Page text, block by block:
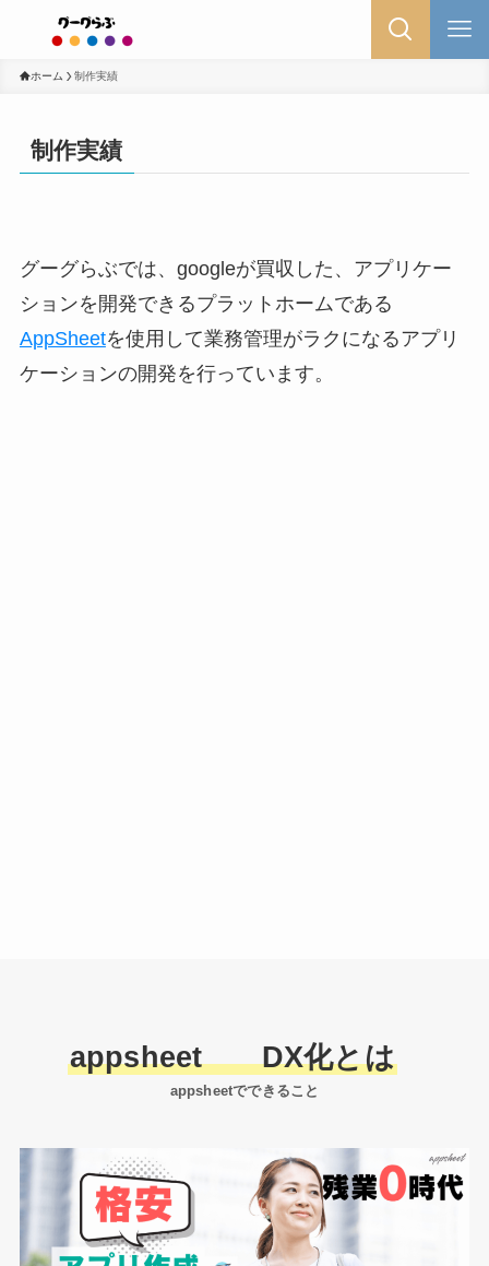
ホーム 制作実績
制作実績
グーグらぶでは、googleが買収した、アプリケー
ションを開発できるプラットホームである
AppSheetを使用して業務管理がラクになるアプリ
ケーションの開発を行っています。
appsheet DX化とは
appsheetでできること